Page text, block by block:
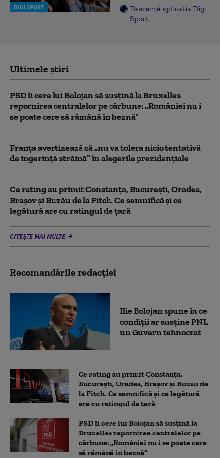
DIGI SPORT
Descarcă aplicația Digi
Sport
Ultimele știri
PSD îi cere lui Bolojan să susțină la Bruxelles
repornirea centralelor pe cărbune: „României nu i
se poate cere să rămână în beznă”
Franţa avertizează că „nu va tolera nicio tentativă
de ingerinţă străină” în alegerile prezidenţiale
Ce rating au primit Constanța, București, Oradea,
Brașov și Buzău de la Fitch. Ce semnifică și ce
legătură are cu ratingul de țară
CITEȘTE MAI MULTE
Recomandările redacţiei
Ilie Bolojan spune în ce
condiții ar susține PNL
un Guvern tehnocrat
Ce rating au primit Constanța,
București, Oradea, Brașov și Buzău de
la Fitch. Ce semnifică și ce legătură
are cu ratingul de țară
PSD îi cere lui Bolojan să susțină la
Bruxelles repornirea centralelor pe
cărbune: „României nu i se poate cere
să rămână în beznă”